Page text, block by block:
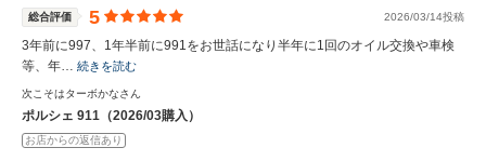
総合評価 5 2026/03/14投稿
3年前に997、1年半前に991をお世話になり半年に1回のオイル交換や車検
等、年… 続きを読む
次こそはターボかなさん
ポルシェ 911（2026/03購入）
お店からの返信あり